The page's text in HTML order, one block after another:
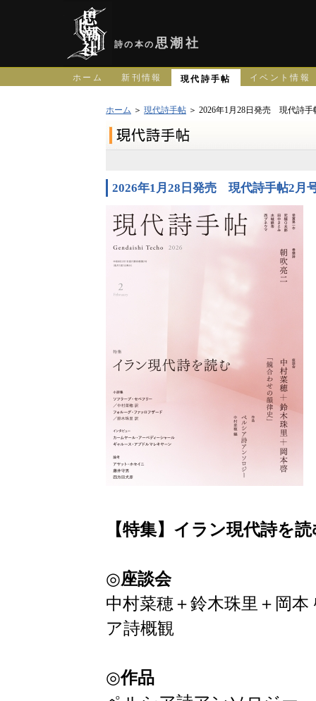
詩の本の 思潮社
ホーム 新刊情報 現代詩手帖 イベント情報
ホーム ＞ 現代詩手帖 ＞ 2026年1月28日発売 現代詩手
2026年1月28日発売 現代詩手帖2月
【特集】イラン現代詩を
◎座談会
中村菜穂＋鈴木珠里＋岡
ア詩概観
◎作品